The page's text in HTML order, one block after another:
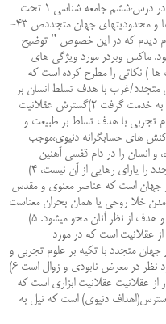
سلام و احترام خدمت کليه همکاران از آنجا که در درس،ششم جامعه شناسي 1 تحت
عنوان پيامدهاي جهان اجتماعي بخش فرصت ها و محدوديتهاي جهان متجددص 43-
لازم ديدم که در اين خصوص " توضيح
ماکس وبردر مورد ويژگي هاي
) نکاتي را مطرح کرده است که
جهان متجدد/غرب با هدف تسلط انسان بر
عالم و رفاه حال و آسايش وي ،زندگي دنيوي را به خدمت گرفت 2)گسترش عقلانيت
تجربي با هدف تسلط بر طبيعت و
کنش هاي حسابگرانه دنيوي،موجب
انسان را در دام قفسي آهنين
محبوس ميسازد که به گفته وبر انسان جهان متجدد را ياراي رهايي از آن نيست، 4)
جهان است که عناصر معنوي و مقدس
خلا روحي يا همان بحران معناست
که به هر قبمتي ميخواهند به اهداف خود برسند و هدف از نظر آنان محو ميشود. 5)
از عقلانيت است که در مورد
جهان متجدد با تکيه بر علوم تجربي و
ناديده انگاشتن روشهاي فراتجربي عقلانيت مورد نظر در معرض نابودي و زوال است 6)
عقلانيت عقلانيت ابزاري است که
قابل دسترس(اهداف دنيوي) است که نيل به